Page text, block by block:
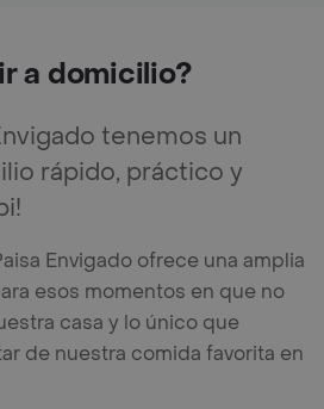
a domicilio?
tenemos un
rápido, práctico y
Envigado ofrece una amplia
esos momentos en que no
casa y lo único que
de nuestra comida favorita en